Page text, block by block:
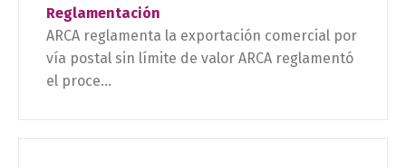
Reglamentación
ARCA reglamenta la exportación comercial por
vía postal sin límite de valor ARCA reglamentó
el proce...